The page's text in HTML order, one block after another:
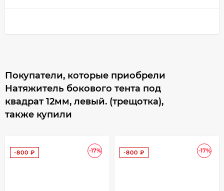
Покупатели, которые приобрели
Натяжитель бокового тента под
квадрат 12мм, левый. (трещотка),
также купили
-17%
-800 ₽ -17%
-800 ₽